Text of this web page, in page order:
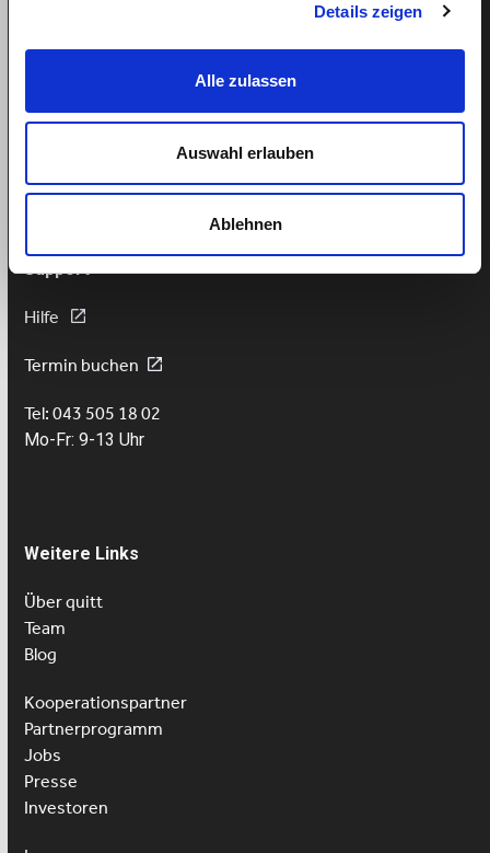
Details zeigen
Alle zulassen
Auswahl erlauben
Ablehnen
Fairer Lohn für Putzhilfen
Lohnzahlung trotz Krankheit
Ferienanspruch Ihrer Haushaltshilfe
Support
Hilfe
Termin buchen
Tel: 043 505 18 02
Mo-Fr: 9-13 Uhr
Weitere Links
Über quitt
Team
Blog
Kooperationspartner
Partnerprogramm
Jobs
Presse
Investoren